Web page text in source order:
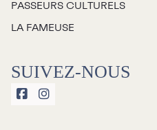
PASSEURS CULTURELS
LA FAMEUSE
SUIVEZ-NOUS
 